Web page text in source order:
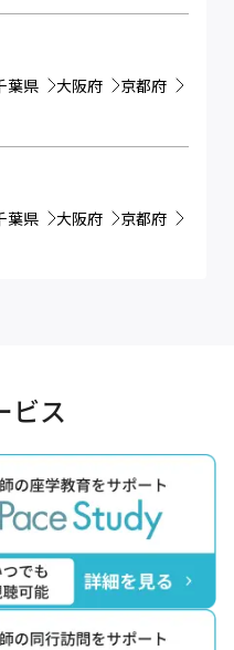
葉県 大阪府
京都府
葉県 大阪府
京都府
ビス